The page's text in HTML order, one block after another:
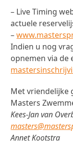
– Live Timing
actuele
–
Indien u nog
opnemen via de
Met vriendelijke
Masters
Kees-Jan van
Annet Kootstra